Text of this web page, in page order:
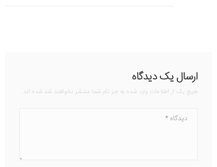
ارسال یک دیدگاه
هیچ یک از اطلاعات وارد شده به جز نام شما منتشر نخواهند شد شده اند.